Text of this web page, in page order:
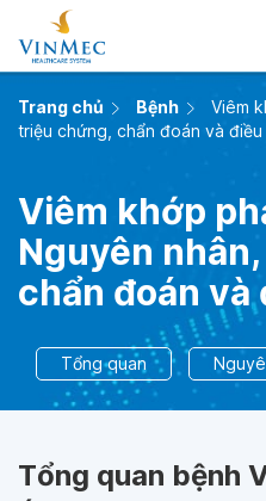
Trang chủ Bệnh
Viêm
triệu chứng, chẩn đoán và
Viêm khớp
Nguyên
chẩn đoán và
Tổng quan
Tổng quan bệnh